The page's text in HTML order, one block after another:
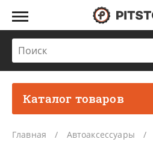
Каталог товаров
Главная Автоаксессуары